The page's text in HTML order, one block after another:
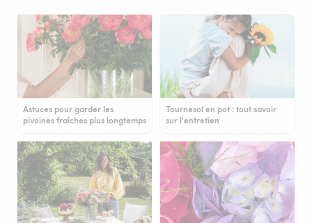
Astuces pour garder les
pivoines fraîches plus longtemps
Tournesol en pot : tout savoir
sur l'entretien